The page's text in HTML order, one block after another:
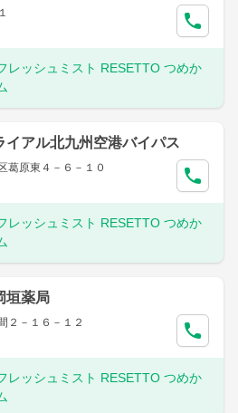
レッシュミスト RESETTO つめか
イアル北九州空港バイパス
葛原東４－６－１０
レッシュミスト RESETTO つめか
垣薬局
２－１６－１２
レッシュミスト RESETTO つめか